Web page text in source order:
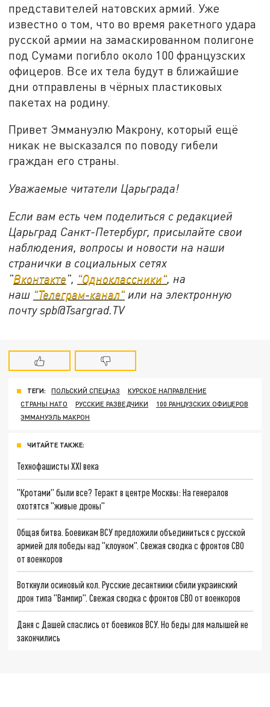
представителей натовских армий. Уже
известно о том, что во время ракетного удара
русской армии на замаскированном полигоне
под Сумами погибло около 100 французских
офицеров. Все их тела будут в ближайшие
дни отправлены в чёрных пластиковых
пакетах на родину.
Привет Эммануэлю Макрону, который ещё
никак не высказался по поводу гибели
граждан его страны.
Уважаемые читатели Царьграда!
Если вам есть чем поделиться с редакцией
Царьград Санкт-Петербург, присылайте свои
наблюдения, вопросы и новости на наши
странички в социальных сетях
"Вконтакте", "Одноклассники", на
наш "Телеграм-канал" или на электронную
почту spb@Tsargrad.TV
ТЕГИ: ПОЛЬСКИЙ СПЕЦНАЗ
КУРСКОЕ НАПРАВЛЕНИЕ
СТРАНЫ НАТО
РУССКИЕ РАЗВЕДЧИКИ
100 РАНЦУЗСКИХ ОФИЦЕРОВ
ЭММАНУЭЛЬ МАКРОН
ЧИТАЙТЕ ТАКЖЕ:
Технофашисты XXI века
"Кротами" были все? Теракт в центре Москвы: На генералов
охотятся "живые дроны"
Общая битва. Боевикам ВСУ предложили объединиться с русской
армией для победы над "клоуном". Свежая сводка с фронтов СВО
от военкоров
Воткнули осиновый кол. Русские десантники сбили украинский
дрон типа "Вампир". Свежая сводка с фронтов СВО от военкоров
Даня с Дашей спаслись от боевиков ВСУ. Но беды для малышей не
закончились